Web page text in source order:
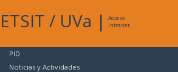
ETSIT / UVa |
Acceso
Intranet
PID
Noticias y Actividades